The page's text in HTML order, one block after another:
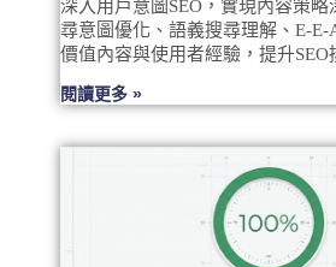
深入用戶意圖SEO，實現內容策略
尋意圖優化、語義搜尋理解、E-E-
價值內容與使用者經驗，提升SEO
閱讀更多 »